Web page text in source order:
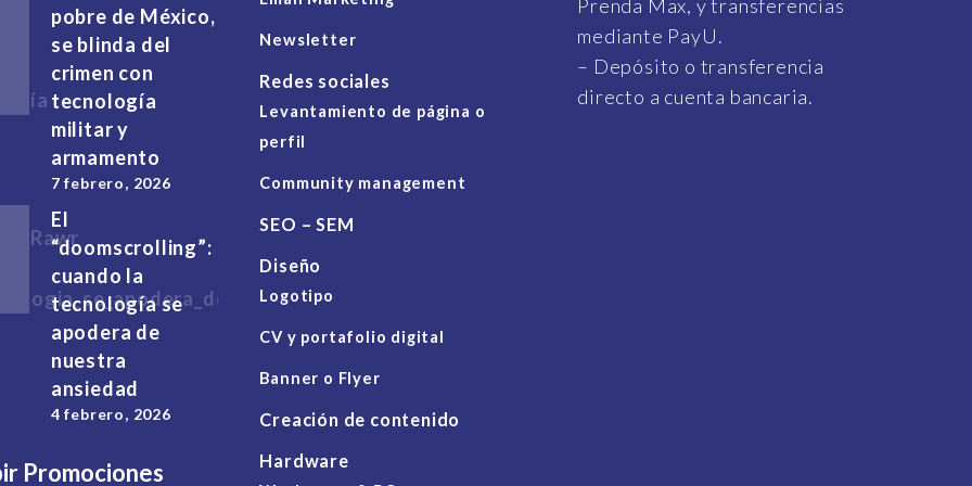
pobre de México,
se blinda del
crimen con
tecnología
militar y
armamento
7 febrero, 2026
El
“doomscrolling”:
cuando la
tecnología se
apodera de
nuestra
ansiedad
4 febrero, 2026
Promociones
Newsletter
Redes sociales
Levantamiento de página o
perfil
Community management
SEO – SEM
Diseño
Logotipo
CV y portafolio digital
Banner o Flyer
Creación de contenido
Hardware
Prenda Max, y transferencias
mediante PayU.
– Depósito o transferencia
directo a cuenta bancaria.